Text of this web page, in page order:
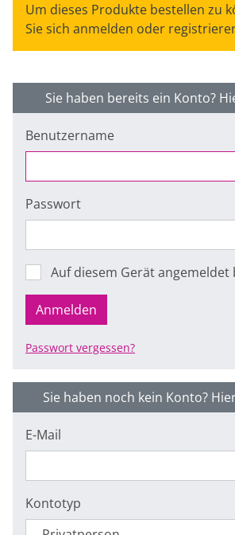
Um dieses Produkte bestellen zu
Sie sich anmelden oder
Sie haben bereits ein Konto?
Benutzername
Passwort
Auf diesem Gerät angemeldet
Anmelden
Passwort vergessen?
Sie haben noch kein Konto?
E-Mail
Kontotyp